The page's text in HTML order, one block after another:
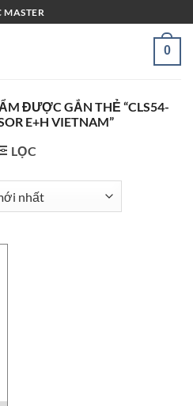
MASTER
0
ĐƯỢC GẮN THẺ “CLS54-
E+H VIETNAM”
LỌC